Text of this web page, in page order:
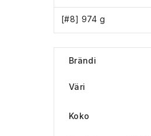
[#8] 974 g
Brändi
Väri
Koko